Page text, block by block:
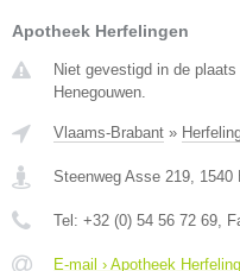
Apotheek Herfelingen
Niet gevestigd in de
Henegouwen.
Vlaams-Brabant »
Steenweg Asse 219 1540
Tel: +32 (0) 54 56 72 69 ,
E-mail › Apotheek